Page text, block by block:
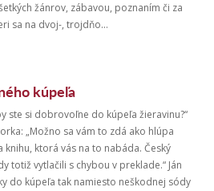
žánrov, zábavou, poznaním či za
sa na dvoj-, trojdňo...
kúpeľa
ste si dobrovoľne do kúpeľa žieravinu?“
„Možno sa vám to zdá ako hlúpa
ktorá vás na to nabáda. Český
totiž vytlačili s chybou v preklade.“ Ján
do kúpeľa tak namiesto neškodnej sódy